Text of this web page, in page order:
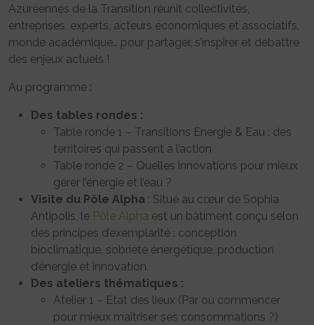
Azuréennes de la Transition réunit collectivités,
entreprises, experts, acteurs économiques et associatifs,
monde académique… pour partager, s’inspirer et débattre
des enjeux actuels !
Au programme :
Des tables rondes :
Table ronde 1 – Transitions Énergie & Eau : des
territoires qui passent à l’action
Table ronde 2 – Quelles innovations pour mieux
gérer l’énergie et l’eau ?
Visite du Pôle Alpha : Situé au cœur de Sophia
Antipolis, le Pôle Alpha est un bâtiment conçu selon
des principes d’exemplarité : conception
bioclimatique, sobriété énergétique, production
d’énergie et innovation.
Des ateliers thématiques :
Atelier 1 – État des lieux (Par où commencer
pour mieux maîtriser ses consommations ?)